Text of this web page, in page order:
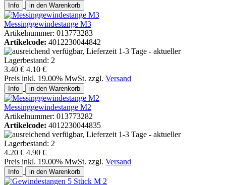
Info in den Warenkorb
Messinggewindestange M3
Artikelnummer: 013773283
Artikelcode: 4012230044842
3.40 € 4.10 €
Preis inkl. 19.00% MwSt. zzgl. Versand
Info in den Warenkorb
Messinggewindestange M2
Artikelnummer: 013773282
Artikelcode: 4012230044835
4.20 € 4.90 €
Preis inkl. 19.00% MwSt. zzgl. Versand
Info in den Warenkorb